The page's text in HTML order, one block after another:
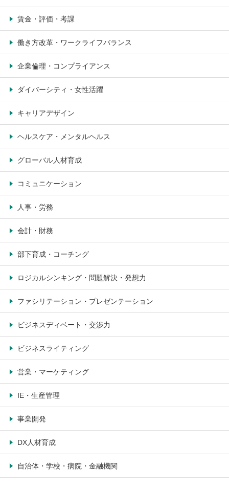
賃金・評価・考課
働き方改革・ワークライフバランス
企業倫理・コンプライアンス
ダイバーシティ・女性活躍
キャリアデザイン
ヘルスケア・メンタルヘルス
グローバル人材育成
コミュニケーション
人事・労務
会計・財務
部下育成・コーチング
ロジカルシンキング・問題解決・発想力
ファシリテーション・プレゼンテーション
ビジネスディベート・交渉力
ビジネスライティング
営業・マーケティング
IE・生産管理
事業開発
DX人材育成
自治体・学校・病院・金融機関